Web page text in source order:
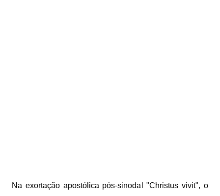
Na exortação apostólica pós-sinodal "Christus vivit", o